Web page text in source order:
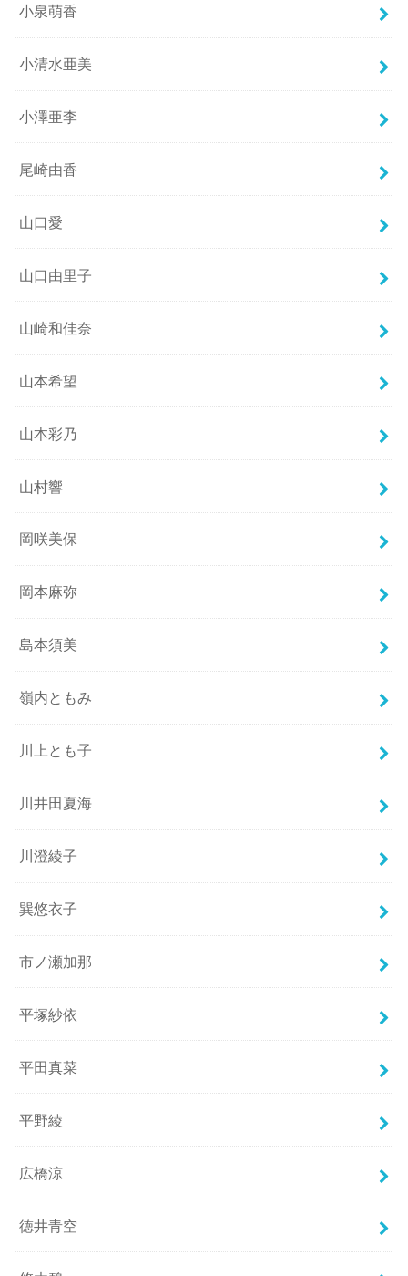
小泉萌香
小清水亜美
小澤亜李
尾崎由香
山口愛
山口由里子
山崎和佳奈
山本希望
山本彩乃
山村響
岡咲美保
岡本麻弥
島本須美
嶺内ともみ
川上とも子
川井田夏海
川澄綾子
巽悠衣子
市ノ瀬加那
平塚紗依
平田真菜
平野綾
広橋涼
徳井青空